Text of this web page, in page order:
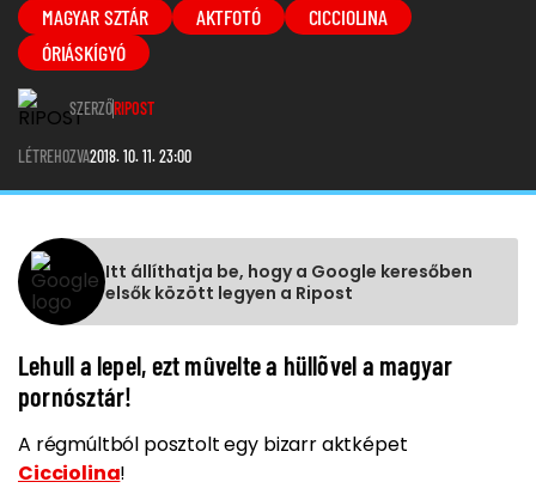
MAGYAR SZTÁR AKTFOTÓ
CICCIOLINA
ÓRIÁSKÍGYÓ
SZERZŐRIPOST
LÉTREHOZVA2018. 10. 11. 23:00
Itt állíthatja be, hogy a Google keresőben
elsők között legyen a Ripost
Lehull a lepel, ezt mûvelte a hüllõvel a magyar
pornósztár!
A régmúltból posztolt egy bizarr aktképet
Cicciolina!